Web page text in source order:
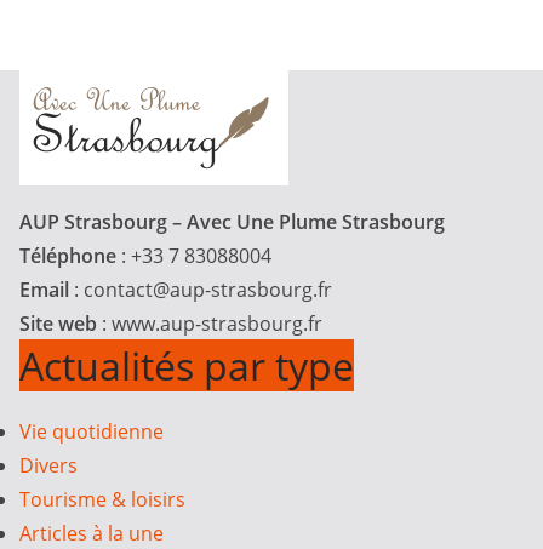
AUP Strasbourg – Avec Une Plume Strasbourg
Téléphone : +33 7 83088004
Email : contact@aup-strasbourg.fr
Site web : www.aup-strasbourg.fr
Actualités par type
Vie quotidienne
Divers
Tourisme & loisirs
Articles à la une